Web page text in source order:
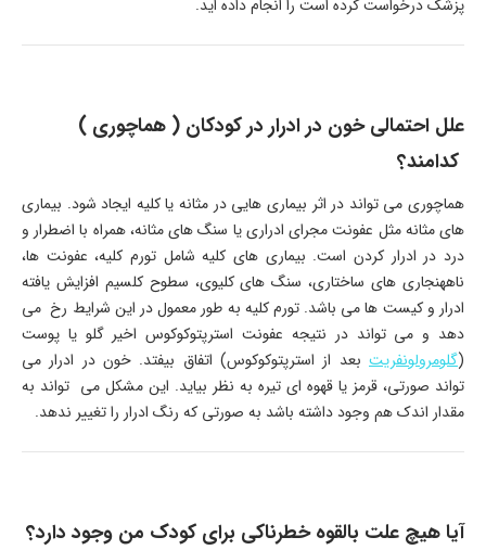
پزشک درخواست کرده است را انجام داده اید.
علل احتمالی خون در ادرار در کودکان ( هماچوری )
کدامند؟
هماچوری می تواند در اثر بیماری هایی در مثانه یا کلیه ایجاد شود. بیماری
های مثانه مثل عفونت مجرای ادراری یا سنگ های مثانه، همراه با اضطرار و
درد در ادرار کردن است. بیماری های کلیه شامل تورم کلیه، عفونت ها،
ناههنجاری های ساختاری، سنگ های کلیوی، سطوح کلسیم افزایش یافته
ادرار و کیست ها می باشد. تورم کلیه به طور معمول در این شرایط رخ می
دهد و می تواند در نتیجه عفونت استرپتوکوکوس اخیر گلو یا پوست
(گلومرولونفریت بعد از استرپتوکوکوس) اتفاق بیفتد. خون در ادرار می
تواند صورتی، قرمز یا قهوه ای تیره به نظر بیاید. این مشکل می تواند به
مقدار اندک هم وجود داشته باشد به صورتی که رنگ ادرار را تغییر ندهد.
آیا هیچ علت بالقوه خطرناکی برای کودک من وجود دارد؟